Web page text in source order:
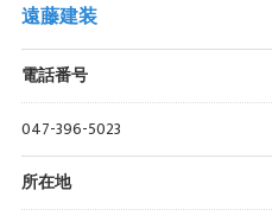
遠藤建装
電話番号
047-396-5023
所在地